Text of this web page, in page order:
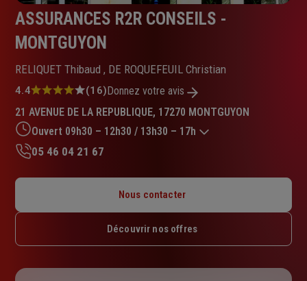
ASSURANCES R2R CONSEILS -
MONTGUYON
RELIQUET Thibaud , DE ROQUEFEUIL Christian
Note
4.4
sur
5
étoiles
4.4 (16)Donnez votre avis
21 AVENUE DE LA REPUBLIQUE, 17270 MONTGUYON
Ouvert 09h30 – 12h30 / 13h30 – 17h
Mardi : 09h30 – 12h30 / 13h30 – 17h
Jeudi : 09h30 – 12h30 / 13h30 – 17h
Dimanche : Fermé
05 46 04 21 67
Nous contacter
Découvrir nos offres